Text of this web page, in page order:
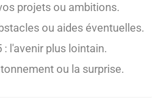
projets ou ambitions.
ou aides éventuelles.
: l'avenir plus lointain.
ou la surprise.